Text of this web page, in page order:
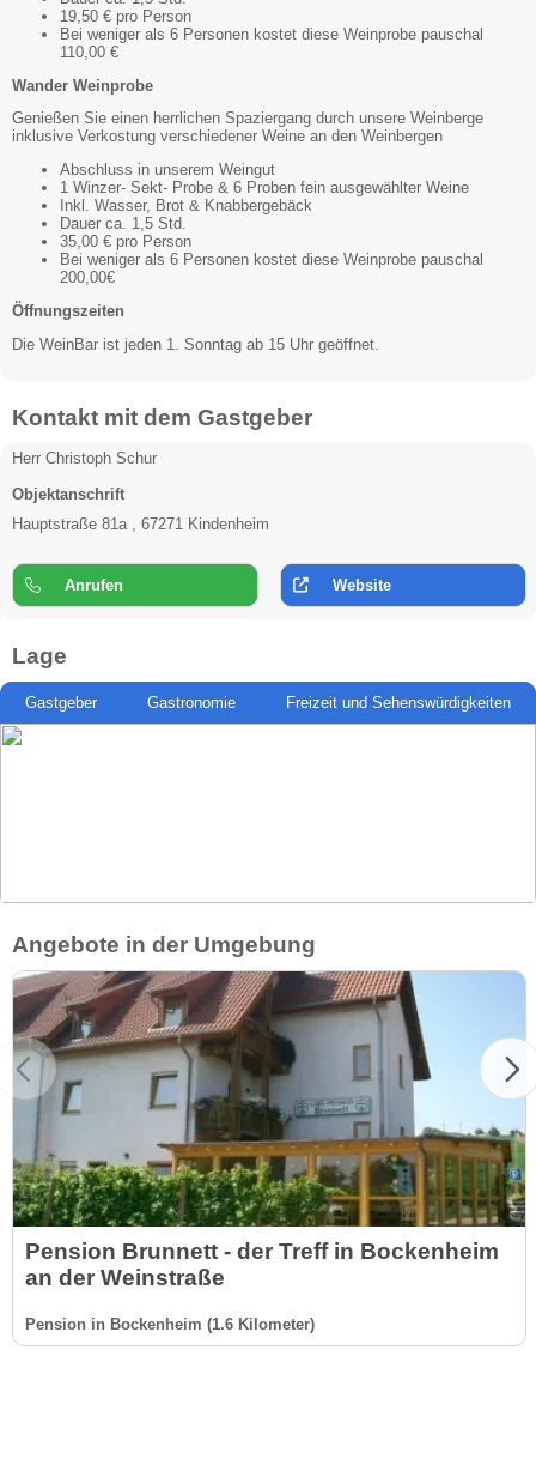
19,50 € pro Person
Bei weniger als 6 Personen kostet diese Weinprobe pauschal
110,00 €
Wander Weinprobe
Genießen Sie einen herrlichen Spaziergang durch unsere Weinberge
inklusive Verkostung verschiedener Weine an den Weinbergen
Abschluss in unserem Weingut
1 Winzer- Sekt- Probe & 6 Proben fein ausgewählter Weine
Inkl. Wasser, Brot & Knabbergebäck
Dauer ca. 1,5 Std.
35,00 € pro Person
Bei weniger als 6 Personen kostet diese Weinprobe pauschal
200,00€
Öffnungszeiten
Die WeinBar ist jeden 1. Sonntag ab 15 Uhr geöffnet.
Kontakt mit dem Gastgeber
Herr Christoph Schur
Objektanschrift
Hauptstraße 81a , 67271 Kindenheim
Anrufen Website
Lage
Gastgeber Gastronomie Freizeit und Sehenswürdigkeiten
Angebote in der Umgebung
Pension Brunnett - der Treff in Bockenheim
an der Weinstraße
Pension in Bockenheim (1.6 Kilometer)